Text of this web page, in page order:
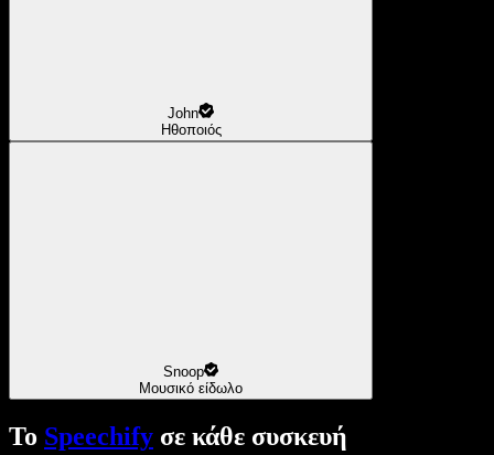
John
Ηθοποιός
Snoop
Μουσικό είδωλο
Το Speechify σε κάθε συσκευή